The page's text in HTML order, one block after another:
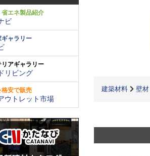
省エネ製品紹介
ビ
ギャラリー
リアギャラリー
リビング
格安で販売
ウトレット市場
建築材料 壁材